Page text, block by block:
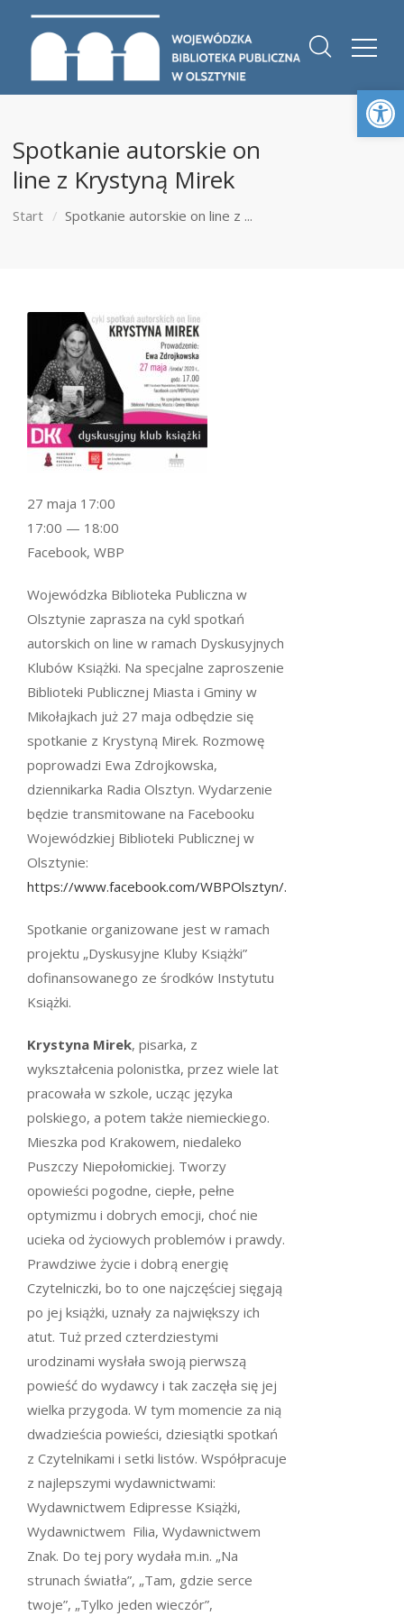
Spotkanie autorskie on
line z Krystyną Mirek
Start Spotkanie autorskie on line z ...
Wojewódzka Biblioteka Publiczna w
Olsztynie zaprasza na cykl spotkań
autorskich on line w ramach Dyskusyjnych
Klubów Książki. Na specjalne zaproszenie
Biblioteki Publicznej Miasta i Gminy w
Mikołajkach już 27 maja odbędzie się
spotkanie z Krystyną Mirek. Rozmowę
poprowadzi Ewa Zdrojkowska,
dziennikarka Radia Olsztyn. Wydarzenie
będzie transmitowane na Facebooku
Wojewódzkiej Biblioteki Publicznej w
Olsztynie:
https://www.facebook.com/WBPOlsztyn/.
Spotkanie organizowane jest w ramach
projektu „Dyskusyjne Kluby Książki”
dofinansowanego ze środków Instytutu
Książki.
Krystyna Mirek, pisarka, z
wykształcenia polonistka, przez wiele lat
pracowała w szkole, ucząc języka
polskiego, a potem także niemieckiego.
Mieszka pod Krakowem, niedaleko
Puszczy Niepołomickiej. Tworzy
opowieści pogodne, ciepłe, pełne
optymizmu i dobrych emocji, choć nie
ucieka od życiowych problemów i prawdy.
Prawdziwe życie i dobrą energię
Czytelniczki, bo to one najczęściej sięgają
po jej książki, uznały za największy ich
atut. Tuż przed czterdziestymi
urodzinami wysłała swoją pierwszą
powieść do wydawcy i tak zaczęła się jej
wielka przygoda. W tym momencie za nią
dwadzieścia powieści, dziesiątki spotkań
z Czytelnikami i setki listów. Współpracuje
z najlepszymi wydawnictwami:
Wydawnictwem Edipresse Książki,
Wydawnictwem Filia, Wydawnictwem
Znak. Do tej pory wydała m.in. „Na
strunach światła”, „Tam, gdzie serce
twoje”, „Tylko jeden wieczór”,
27 maja 17:00
17:00 — 18:00
Facebook, WBP